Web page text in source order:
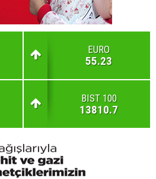
EURO
55.23
BIST 100
13810.7